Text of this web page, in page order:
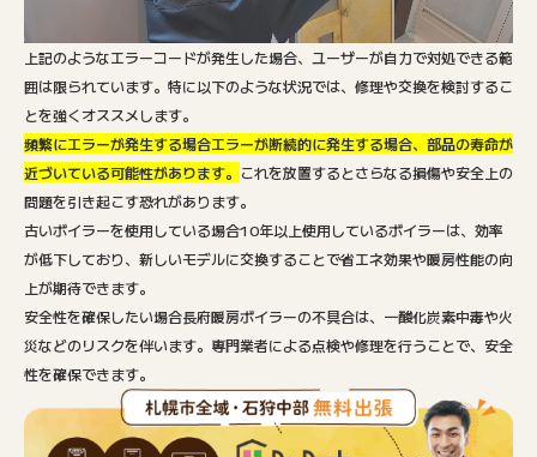
上記のようなエラーコードが発生した場合、ユーザーが自力で対処できる範
囲は限られています。特に以下のような状況では、修理や交換を検討するこ
とを強くオススメします。
頻繁にエラーが発生する場合エラーが断続的に発生する場合、部品の寿命が
近づいている可能性があります。 これを放置するとさらなる損傷や安全上の
問題を引き起こす恐れがあります。
古いボイラーを使用している場合10年以上使用しているボイラーは、効率
が低下しており、新しいモデルに交換することで省エネ効果や暖房性能の向
上が期待できます。
安全性を確保したい場合長府暖房ボイラーの不具合は、一酸化炭素中毒や火
災などのリスクを伴います。専門業者による点検や修理を行うことで、安全
性を確保できます。